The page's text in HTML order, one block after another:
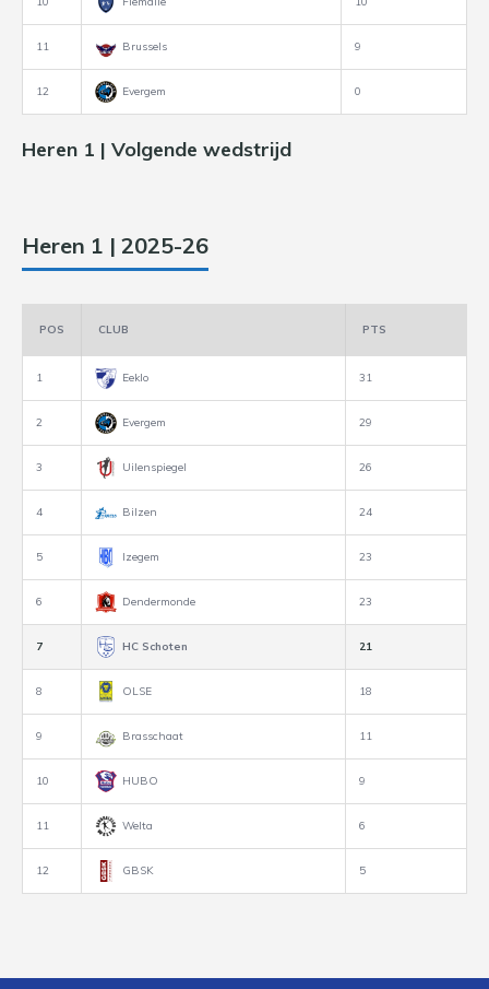
11 Brussels 9
12 Evergem 0
Heren 1 | Volgende wedstrijd
Heren 1 | 2025-26
POS CLUB PTS
1 Eeklo 31
2 Evergem 29
3 Uilenspiegel 26
4 Bilzen 24
5 Izegem 23
6 Dendermonde 23
7 HC Schoten 21
8 OLSE 18
9 Brasschaat 11
10 HUBO 9
11 Welta 6
12 GBSK 5